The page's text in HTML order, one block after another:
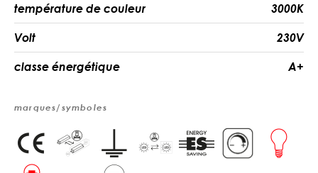
température de couleur 3000K
Volt 230V
classe énergétique A+
marques/symboles